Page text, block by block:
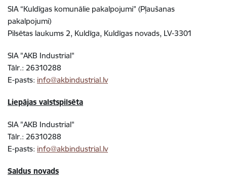
SIA “Kuldīgas komunālie pakalpojumi” (Pļaušanas
pakalpojumi)
Pilsētas laukums 2, Kuldīga, Kuldīgas novads, LV-3301
SIA "AKB Industrial"
Tālr.: 26310288
E-pasts: info@akbindustrial.lv
Liepājas valstspilsēta
SIA "AKB Industrial"
Tālr.: 26310288
E-pasts: info@akbindustrial.lv
Saldus novads